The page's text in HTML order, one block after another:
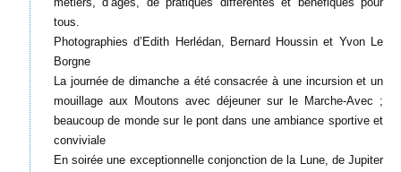
tous.
Photographies d’Edith Herlédan, Bernard Houssin et Yvon Le
Borgne
La journée de dimanche a été consacrée à une incursion et un
mouillage aux Moutons avec déjeuner sur le Marche-Avec ;
beaucoup de monde sur le pont dans une ambiance sportive et
conviviale
En soirée une exceptionnelle conjonction de la Lune, de Jupiter